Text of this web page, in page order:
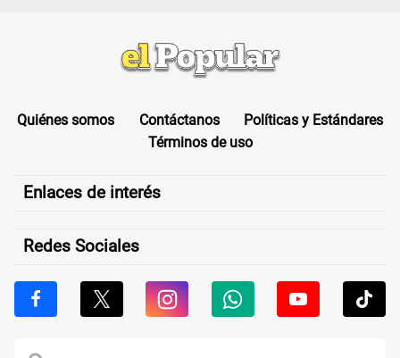
Quiénes somos Contáctanos
Políticas y Estándares
Términos de uso
Enlaces de interés
Redes Sociales